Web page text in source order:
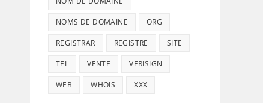
NOMS DE DOMAINE ORG
REGISTRAR REGISTRE SITE
TEL VENTE VERISIGN
WEB WHOIS XXX